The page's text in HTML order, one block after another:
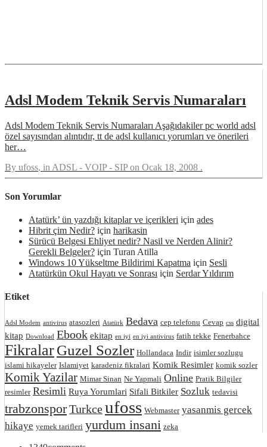
Adsl Modem Teknik Servis Numaraları
Adsl Modem Teknik Servis Numaraları Aşağıdakiler pc world adsl
özel sayısından alıntıdır, tt de adsl kullanıcı yorumları ve önerileri
her…
By ufoss, in ADSL - VOIP - SIPon Ocak 18, 2008 .
Son Yorumlar
Atatürk’ ün yazdığı kitaplar ve içerikleri için ades
Hibrit çim Nedir? için harikasin
Sürücü Belgesi Ehliyet nedir? Nasil ve Nerden Alinir?
Gerekli Belgeler? için Turan Atilla
Windows 10 Yükseltme Bildirimi Kapatma için Sesli
Atatürkün Okul Hayatı ve Sonrası için Serdar Yıldırım
Etiket
Adsl Modem antivirus atasozleri Atatürk Bedava cep telefonu Cevap css digital
kitap Download Ebook ekitap en iyi en iyi antivirus fatih tekke Fenerbahce
FikralarGuzel Sozler Hollandaca Indir isimler sozlugu
islami hikayeler Islamiyet karadeniz fikralari Komik Resimler komik sozler
Komik Yazilar Mimar Sinan Ne Yapmali Online Pratik Bilgiler
resimler Resimli Ruya Yorumlari Sifali Bitkiler Sozluk tedavisi
trabzonsporTurkceufoss Webmaster yasanmis gercek
hikaye yemek tarifleri yurdum insani zeka